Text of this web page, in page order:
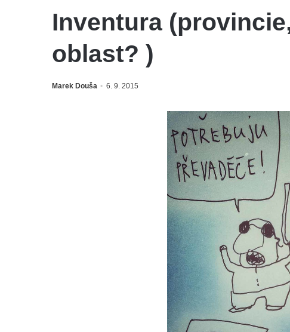
Inventura
oblast? )
Marek Douša 6. 9. 2015